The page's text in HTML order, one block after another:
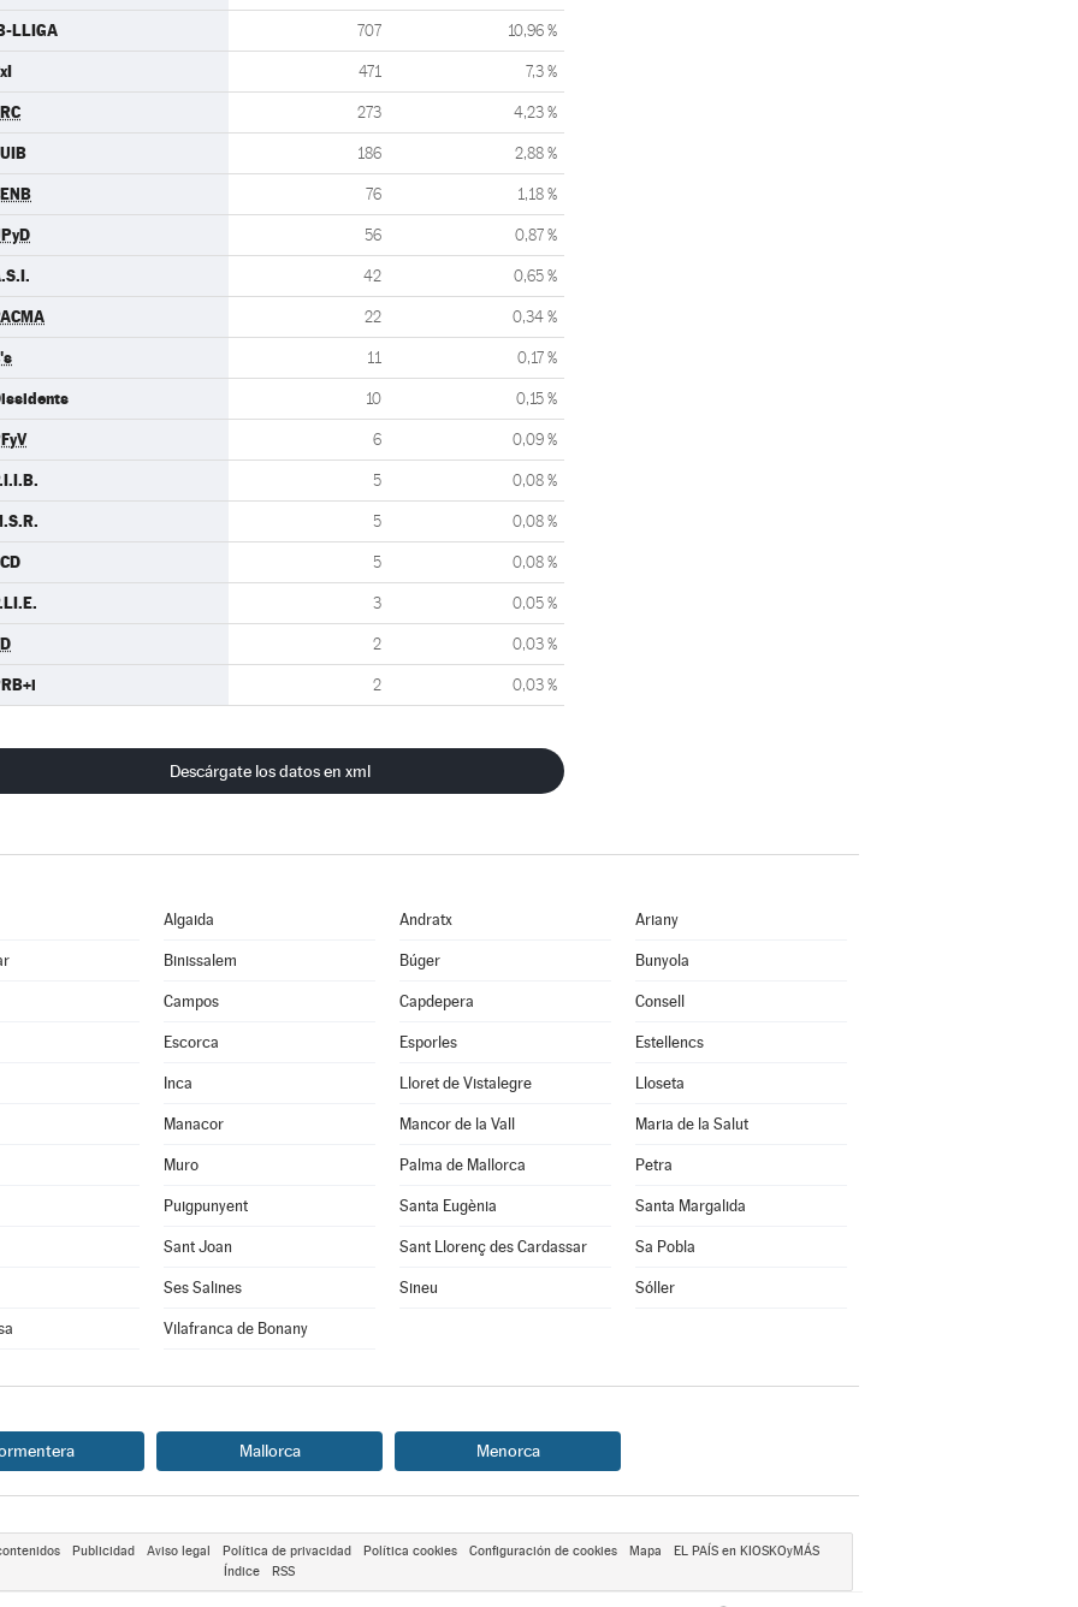
LLIGA 707 10,96 %
471 7,3 %
273 4,23 %
186 2,88 %
76 1,18 %
56 0,87 %
42 0,65 %
22 0,34 %
11 0,17 %
10 0,15 %
6 0,09 %
5 0,08 %
5 0,08 %
5 0,08 %
3 0,05 %
2 0,03 %
2 0,03 %
Descárgate los datos en xml
Algaida Andratx Ariany
Binissalem Búger Bunyola
Campos Capdepera Consell
Escorca Esporles Estellencs
Inca Lloret de Vistalegre Lloseta
Manacor Mancor de la Vall Maria de la Salut
Muro Palma de Mallorca Petra
Puigpunyent Santa Eugènia Santa Margalida
Sant Joan Sant Llorenç des Cardassar Sa Pobla
Ses Salines Sineu Sóller
Vilafranca de Bonany
Mallorca Menorca
Publicidad Aviso legal Política de privacidad Política cookies Configuración de cookies Mapa
EL PAÍS en KIOSKOyMÁS
Índice
RSS